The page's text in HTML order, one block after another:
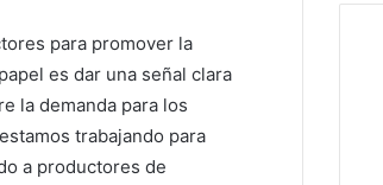
para promover la
es dar una señal clara
la demanda para los
trabajando para
a productores de